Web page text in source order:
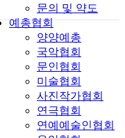
문의 및 약도
예총협회
양양예총
국악협회
문인협회
미술협회
사진작가협회
연극협회
연예예술인협회